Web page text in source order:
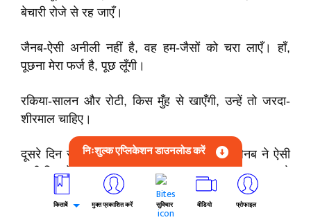
बेचारी रोजे से रह जाएँ।
जैनब-ऐसी अनीली नहीं है, वह हम-जैसों को चरा लाएँ। हाँ,
पूछना मेरा फर्ज है, पूछ लूँगी।
रकिया-सालन और रोटी, किस मुँह से खाएँगी, उन्हें तो जरदा-
शीरमाल चाहिए।
दूसरे दिन सबेरे दोनों बच्चे बावर्चीखाने में गए, तो जैनब ने ऐसी
कड़ी निगाहों से देखा कि दोनों रोते हुए लौट आए। अब कुल्सूम से
न रहा गया। वह झल्लाकर उठी और बावर्चीखाने में जाकर मामा
से बोली-तूने बच्चों को खाना क्यों नहीं दिया रे? क्या इतनी जल्दी
निःशुल्क एप्लिकेशन डाउनलोड करें
किताबें मुक्त प्रकाशित करें सुविचार वीडियो प्रोफाइल